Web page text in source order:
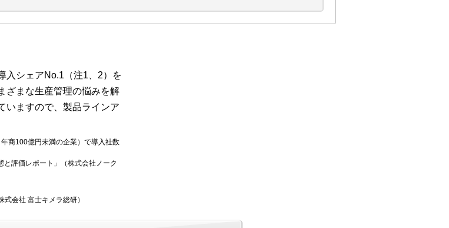
入シェアNo.1（注1、2）を
ざまな生産管理の悩みを解
いますので、製品ラインア
商100億円未満の企業）で導入社数
評価レポート」（株式会社ノーク
会社 富士キメラ総研）